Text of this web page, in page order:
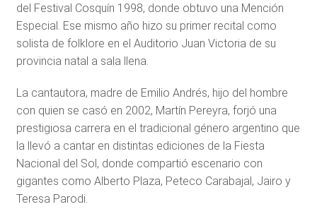
del Festival Cosquín 1998, donde obtuvo una Mención
Especial. Ese mismo año hizo su primer recital como
solista de folklore en el Auditorio Juan Victoria de su
provincia natal a sala llena.
La cantautora, madre de Emilio Andrés, hijo del hombre
con quien se casó en 2002, Martín Pereyra, forjó una
prestigiosa carrera en el tradicional género argentino que
la llevó a cantar en distintas ediciones de la Fiesta
Nacional del Sol, donde compartió escenario con
gigantes como Alberto Plaza, Peteco Carabajal, Jairo y
Teresa Parodi.